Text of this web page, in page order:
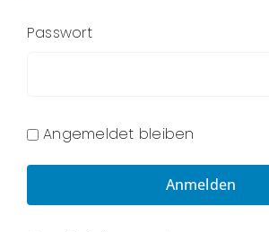
AGB
Passwort
Angemeldet bleiben